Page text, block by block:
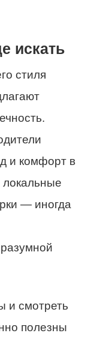
искать
стиля
и комфорт в
— иногда
и смотреть
полезны